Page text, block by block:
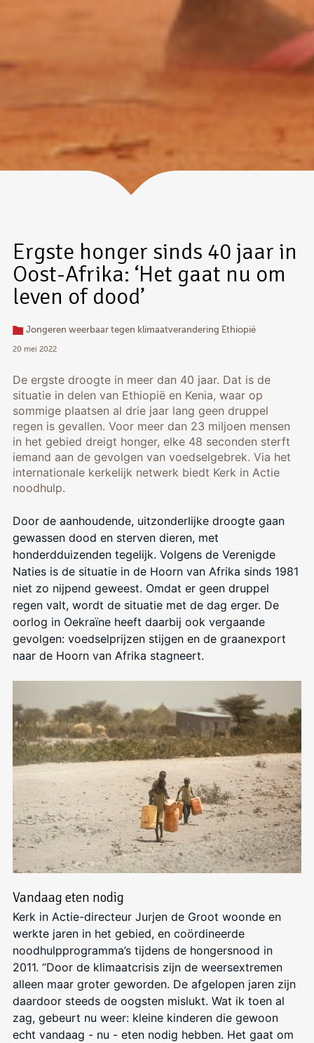
Ergste honger sinds 40 jaar in
Oost-Afrika: ‘Het gaat nu om
leven of dood’
Jongeren weerbaar tegen klimaatverandering Ethiopië
20 mei 2022
De ergste droogte in meer dan 40 jaar. Dat is de
situatie in delen van Ethiopië en Kenia, waar op
sommige plaatsen al drie jaar lang geen druppel
regen is gevallen. Voor meer dan 23 miljoen mensen
in het gebied dreigt honger, elke 48 seconden sterft
iemand aan de gevolgen van voedselgebrek. Via het
internationale kerkelijk netwerk biedt Kerk in Actie
noodhulp.
Door de aanhoudende, uitzonderlijke droogte gaan
gewassen dood en sterven dieren, met
honderdduizenden tegelijk. Volgens de Verenigde
Naties is de situatie in de Hoorn van Afrika sinds 1981
niet zo nijpend geweest. Omdat er geen druppel
regen valt, wordt de situatie met de dag erger. De
oorlog in Oekraïne heeft daarbij ook vergaande
gevolgen: voedselprijzen stijgen en de graanexport
naar de Hoorn van Afrika stagneert.
Vandaag eten nodig
Kerk in Actie-directeur Jurjen de Groot woonde en
werkte jaren in het gebied, en coördineerde
noodhulpprogramma’s tijdens de hongersnood in
2011. “Door de klimaatcrisis zijn de weersextremen
alleen maar groter geworden. De afgelopen jaren zijn
daardoor steeds de oogsten mislukt. Wat ik toen al
zag, gebeurt nu weer: kleine kinderen die gewoon
echt vandaag - nu - eten nodig hebben. Het gaat om